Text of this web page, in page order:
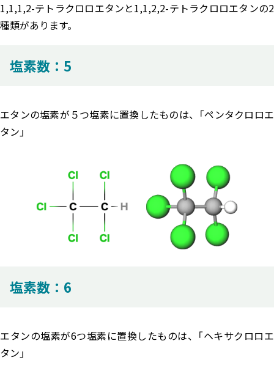
1,1,1,2-テトラクロロエタンと1,1,2,2-テトラクロロエタンの2
種類があります。
塩素数：5
エタンの塩素が５つ塩素に置換したものは、「ペンタクロロエ
タン」
塩素数：6
エタンの塩素が6つ塩素に置換したものは、「ヘキサクロロエ
タン」